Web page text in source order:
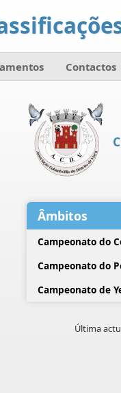
Contactos
Âmbitos
Campeonato do
Campeonato do
Campeonato de
Última